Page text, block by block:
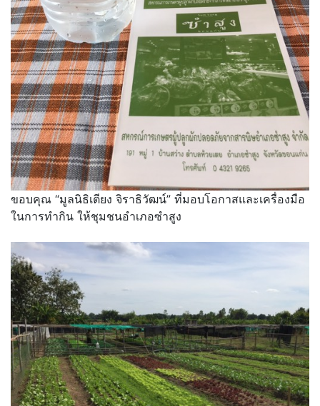
ขอบคุณ “มูลนิธิเตียง จิราธิวัฒน์” ที่มอบโอกาสและเครื่องมือ
ในการทำกิน ให้ชุมชนอำเภอซำสูง